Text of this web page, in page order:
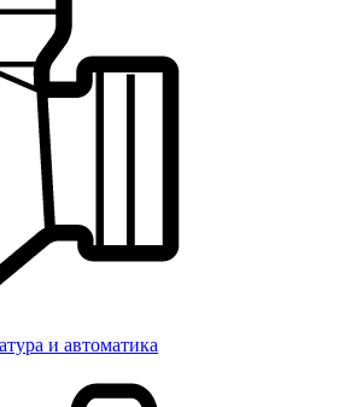
и автоматика